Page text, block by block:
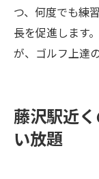
つ、何度でも練
長を促進します
が、ゴルフ上達
藤沢駅近
い放題